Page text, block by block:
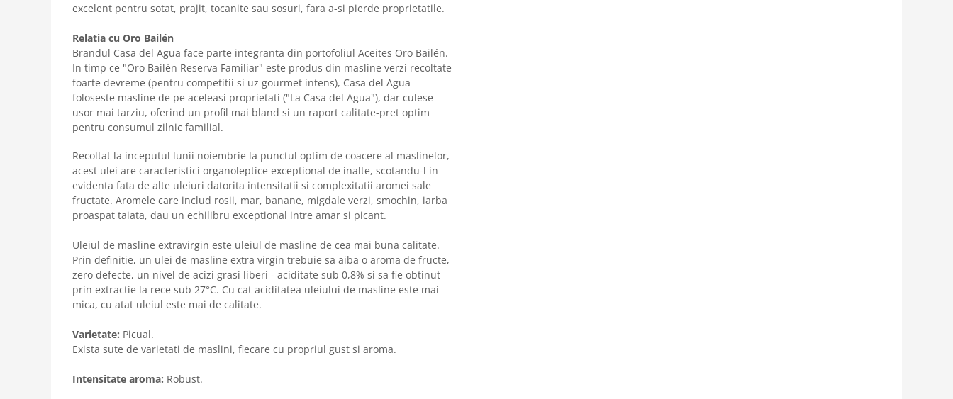
excelent pentru sotat, prajit, tocanite sau sosuri, fara a-si pierde proprietatile.
Relatia cu Oro Bailén
Brandul Casa del Agua face parte integranta din portofoliul Aceites Oro Bailén.
In timp ce "Oro Bailén Reserva Familiar" este produs din masline verzi recoltate
foarte devreme (pentru competitii si uz gourmet intens), Casa del Agua
foloseste masline de pe aceleasi proprietati ("La Casa del Agua"), dar culese
usor mai tarziu, oferind un profil mai bland si un raport calitate-pret optim
pentru consumul zilnic familial.
Recoltat la inceputul lunii noiembrie la punctul optim de coacere al maslinelor,
acest ulei are caracteristici organoleptice exceptional de inalte, scotandu-l in
evidenta fata de alte uleiuri datorita intensitatii si complexitatii aromei sale
fructate. Aromele care includ rosii, mar, banane, migdale verzi, smochin, iarba
proaspat taiata, dau un echilibru exceptional intre amar si picant.
Uleiul de masline extravirgin este uleiul de masline de cea mai buna calitate.
Prin definitie, un ulei de masline extra virgin trebuie sa aiba o aroma de fructe,
zero defecte, un nivel de acizi grasi liberi - aciditate sub 0,8% si sa fie obtinut
prin extractie la rece sub 27°C. Cu cat aciditatea uleiului de masline este mai
mica, cu atat uleiul este mai de calitate.
Varietate: Picual.
Exista sute de varietati de maslini, fiecare cu propriul gust si aroma.
Intensitate aroma: Robust.